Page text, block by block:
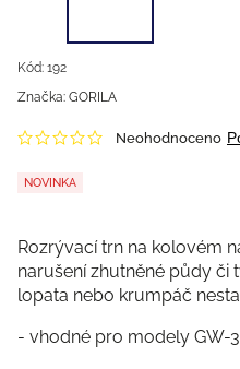
Kód: 192
NOVINKA
Neohodnoceno
Rozrývací trn na kolovém
narušení zhutněné půdy
lopata nebo krumpáč
- vhodné pro modely GW-
Značka: GORILA